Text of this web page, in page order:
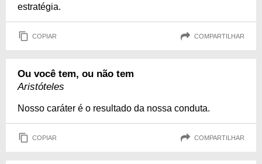
estratégia.
COPIAR COMPARTILHAR
Ou você tem, ou não tem
Aristóteles
Nosso caráter é o resultado da nossa conduta.
COPIAR COMPARTILHAR